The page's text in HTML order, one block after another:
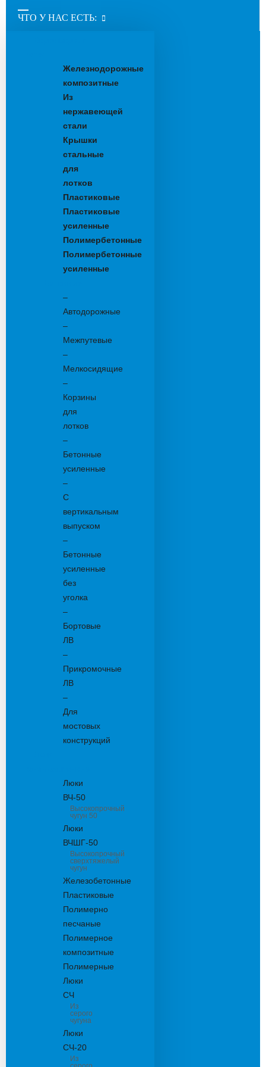
ЧТО У НАС ЕСТЬ:
Железнодорожные
композитные
Из
нержавеющей
стали
Крышки
стальные
для
лотков
Пластиковые
Пластиковые
усиленные
Полимербетонные
Полимербетонные
усиленные
–
Автодорожные
–
Межпутевые
–
Мелкосидящие
–
Корзины
для
лотков
–
Бетонные
усиленные
–
С
вертикальным
выпуском
–
Бетонные
усиленные
без
уголка
–
Бортовые
ЛВ
–
Прикромочные
ЛВ
–
Для
мостовых
конструкций
Люки
ВЧ-50
Высокопрочный
чугун 50
Люки
ВЧШГ-50
Высокопрочный
сверхтяжелый
чугун
Железобетонные
Пластиковые
Полимерно
песчаные
Полимерное
композитные
Полимерные
Люки
СЧ
Из
серого
чугуна
Люки
СЧ-20
Из